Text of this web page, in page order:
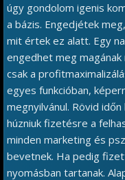
úgy gondolom igenis
a bázis. Engedjétek
mit értek ez alatt. Egy
engedhet meg magának
csak a
egyes funkcióban,
megnyilvánul. Rövid időn
húzniuk fizetésre a
minden marketing és
bevetnek. Ha pedig
nyomásban tartanak.